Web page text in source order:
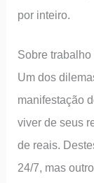
por inteiro.
Sobre trabalho
Um dos
manifestação
viver de seus
de reais.
24/7, mas